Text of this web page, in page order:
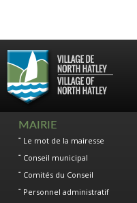
MAIRIE
Le mot de la mairesse
Conseil municipal
Comités du Conseil
Personnel administratif